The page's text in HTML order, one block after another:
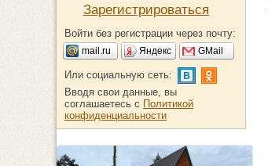
Зарегистрироваться
Войти без регистрации через почту:
mail.ru Яндекс GMail
Или социальную сеть:
Вводя свои данные, вы
соглашаетесь с Политикой
конфиденциальности